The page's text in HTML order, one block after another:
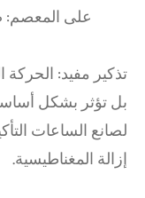
على المعصم:
تذكير مفيد: الحركة
بل تؤثر بشكل
لصانع الساعات
إزالة المغناطيسية.